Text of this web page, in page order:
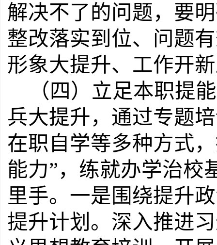
解决不了的问题，要
整改落实到位、问题
形象大提升、工作开
（四）立足本职提
兵大提升，通过专题
在职自学等多种方式
能力”，练就办学治校
里手。 一是围绕提升
提升计划。 深入推进